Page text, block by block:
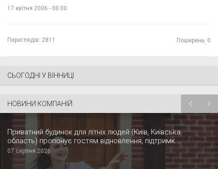
17 квітня 2006 - 00:00
Переглядів: 2811 Поширень: 0
СЬОГОДНІ У ВІННИЦІ
НОВИНИ КОМПАНІЙ
Приватний будинок для літніх людей (Київ, Київська
область) пропонує гостям відновлення, підтримк...
07 серпня 2026